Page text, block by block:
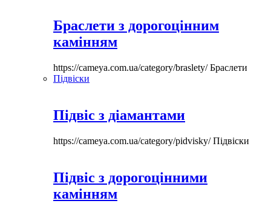
Браслети з дорогоцінним
камінням
https://cameya.com.ua/category/braslety/Браслети
Підвіски
Підвіс з діамантами
https://cameya.com.ua/category/pidvisky/Підвіски
Підвіс з дорогоцінними
камінням